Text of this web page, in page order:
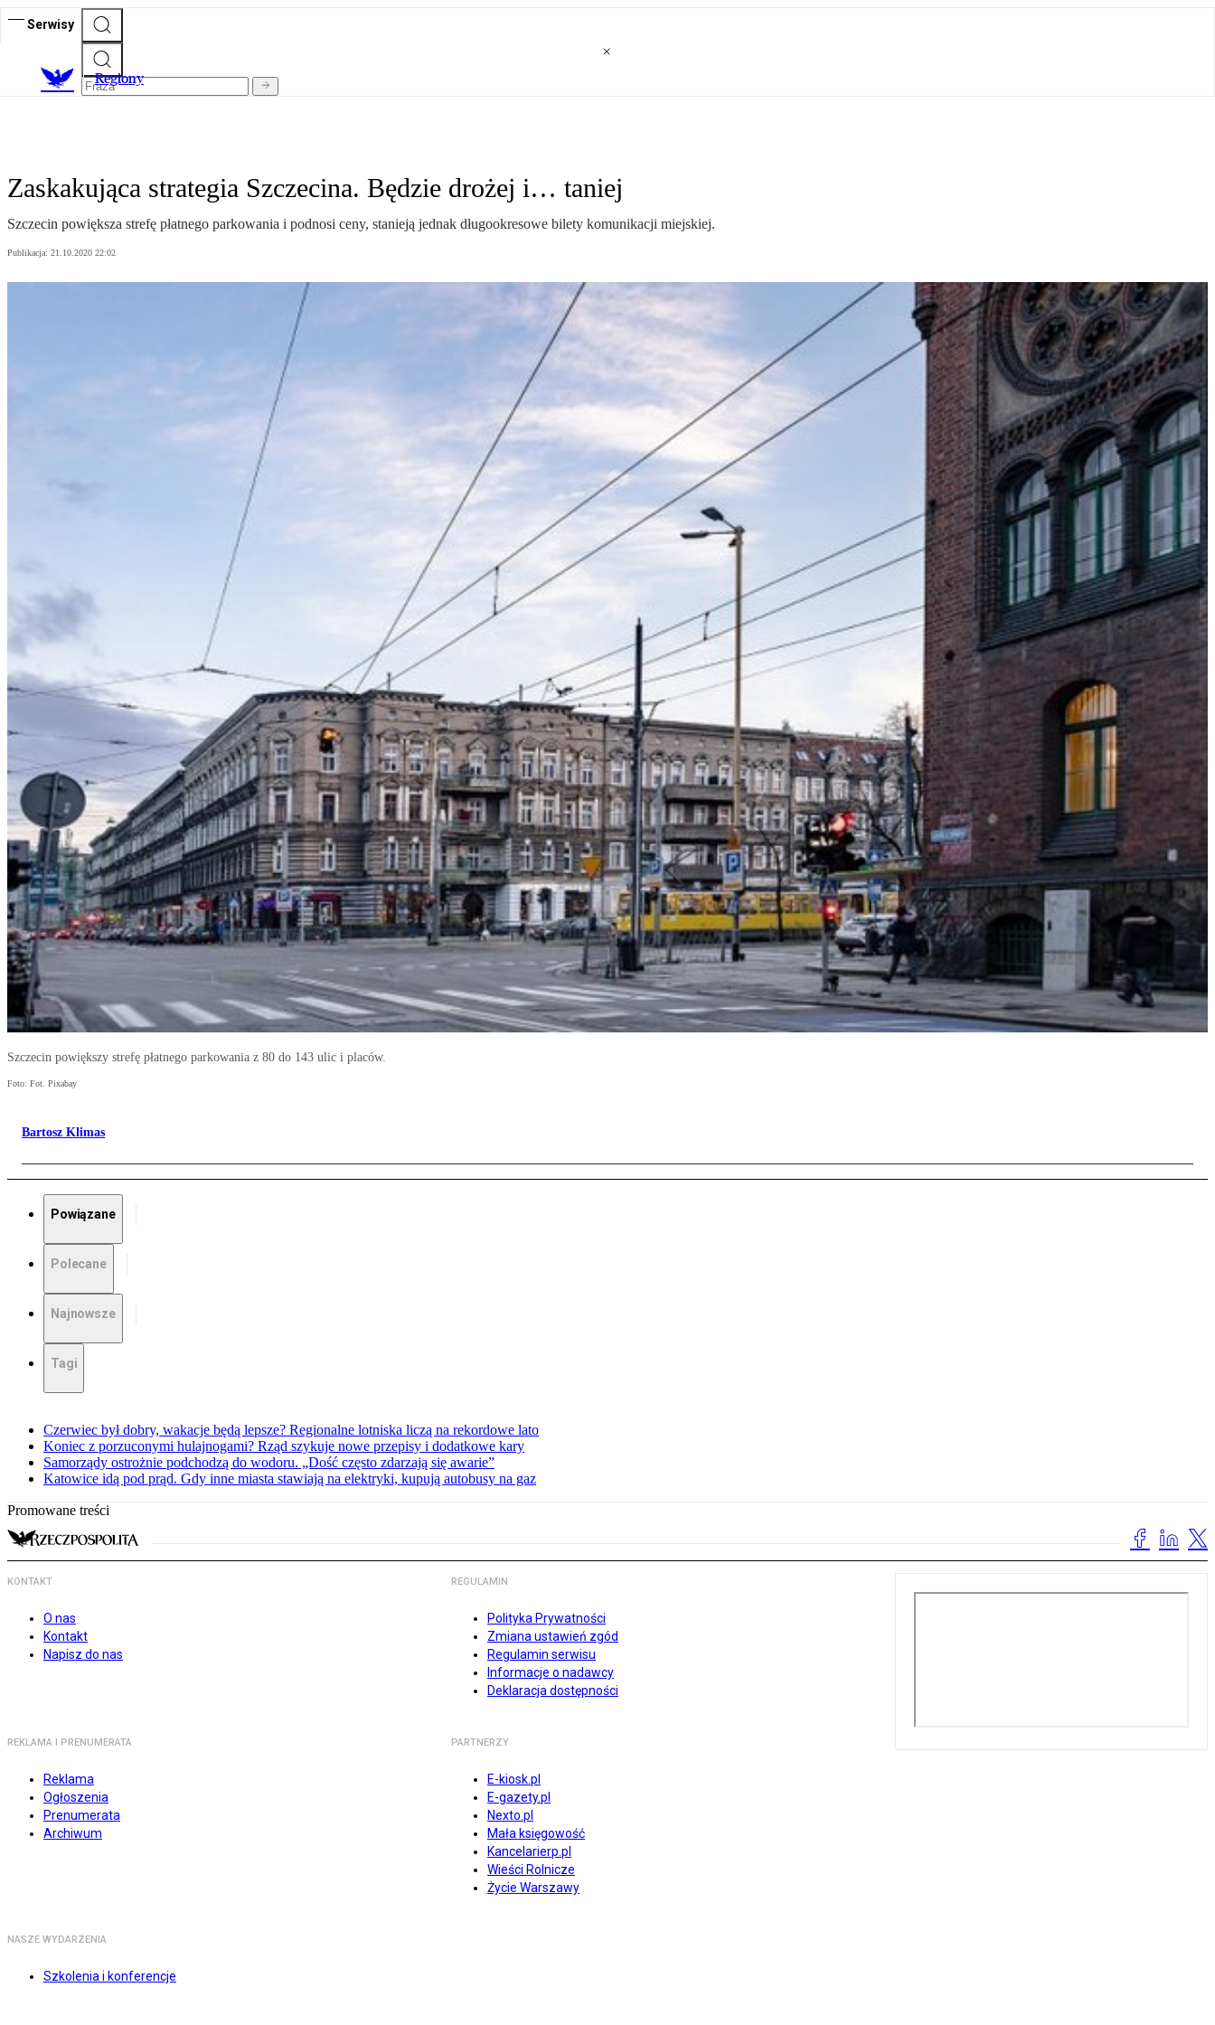
Serwisy
Regiony
Zaskakująca strategia Szczecina. Będzie drożej i… taniej
Szczecin powiększa strefę płatnego parkowania i podnosi ceny, stanieją jednak długookresowe bilety komunikacji miejskiej.
Publikacja: 21.10.2020 22:02
Szczecin powiększy strefę płatnego parkowania z 80 do 143 ulic i placów.
Foto: Fot. Pixabay
Bartosz Klimas
Powiązane
Polecane
Najnowsze
Tagi
Czerwiec był dobry, wakacje będą lepsze? Regionalne lotniska liczą na rekordowe lato
Koniec z porzuconymi hulajnogami? Rząd szykuje nowe przepisy i dodatkowe kary
Samorządy ostrożnie podchodzą do wodoru. „Dość często zdarzają się awarie”
Katowice idą pod prąd. Gdy inne miasta stawiają na elektryki, kupują autobusy na gaz
Promowane treści
KONTAKT
O nas
Kontakt
Napisz do nas
REGULAMIN
Polityka Prywatności
Zmiana ustawień zgód
Regulamin serwisu
Informacje o nadawcy
Deklaracja dostępności
REKLAMA I PRENUMERATA
Reklama
Ogłoszenia
Prenumerata
Archiwum
PARTNERZY
E-kiosk.pl
E-gazety.pl
Nexto.pl
Mała księgowość
Kancelarierp.pl
Wieści Rolnicze
Życie Warszawy
NASZE WYDARZENIA
Szkolenia i konferencje